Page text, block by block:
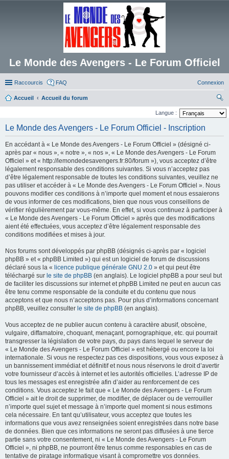
Le Monde des Avengers - Le Forum Officiel
Raccourcis FAQ Connexion
Accueil
Accueil du forum
ec
ch
Langue :
Le Monde des Avengers - Le Forum Officiel - Inscription
En accédant à « Le Monde des Avengers - Le Forum Officiel » (désigné ci-
après par « nous », « notre », « nos », « Le Monde des Avengers - Le Forum
Officiel » et « http://lemondedesavengers.fr:80/forum »), vous acceptez d’être
légalement responsable des conditions suivantes. Si vous n’acceptez pas
d’être légalement responsable de toutes les conditions suivantes, veuillez ne
pas utiliser et accéder à « Le Monde des Avengers - Le Forum Officiel ». Nous
pouvons modifier ces conditions à n’importe quel moment et nous essaierons
de vous informer de ces modifications, bien que nous vous conseillons de
vérifier régulièrement par vous-même. En effet, si vous continuez à participer à
« Le Monde des Avengers - Le Forum Officiel » après que des modifications
aient été effectuées, vous acceptez d’être légalement responsable des
conditions modifiées et mises à jour.
Nos forums sont développés par phpBB (désignés ci-après par « logiciel
phpBB » et « phpBB Limited ») qui est un logiciel de forum de discussions
déclaré sous la « licence publique générale GNU 2.0 » et qui peut être
téléchargé sur le site de phpBB (en anglais). Le logiciel phpBB a pour seul but
de faciliter les discussions sur internet et phpBB Limited ne peut en aucun cas
être tenu comme responsable de la conduite et du contenu que nous
acceptons et que nous n’acceptons pas. Pour plus d’informations concernant
phpBB, veuillez consulter le site de phpBB (en anglais).
Vous acceptez de ne publier aucun contenu à caractère abusif, obscène,
vulgaire, diffamatoire, choquant, menaçant, pornographique, etc. qui pourrait
transgresser la législation de votre pays, du pays dans lequel le serveur de
« Le Monde des Avengers - Le Forum Officiel » est hébergé ou encore la loi
internationale. Si vous ne respectez pas ces dispositions, vous vous exposez à
un bannissement immédiat et définitif et nous nous réservons le droit d’avertir
votre fournisseur d’accès à internet et les autorités officielles. L’adresse IP de
tous les messages est enregistrée afin d’aider au renforcement de ces
conditions. Vous acceptez le fait que « Le Monde des Avengers - Le Forum
Officiel » ait le droit de supprimer, de modifier, de déplacer ou de verrouiller
n’importe quel sujet et message à n’importe quel moment si nous estimons
cela nécessaire. En tant qu’utilisateur, vous acceptez que toutes les
informations que vous avez renseignées soient enregistrées dans notre base
de données. Bien que ces informations ne seront pas diffusées à une tierce
partie sans votre consentement, ni « Le Monde des Avengers - Le Forum
Officiel », ni phpBB, ne pourront être tenus comme responsables en cas de
tentative de piratage informatique visant à compromettre vos données.